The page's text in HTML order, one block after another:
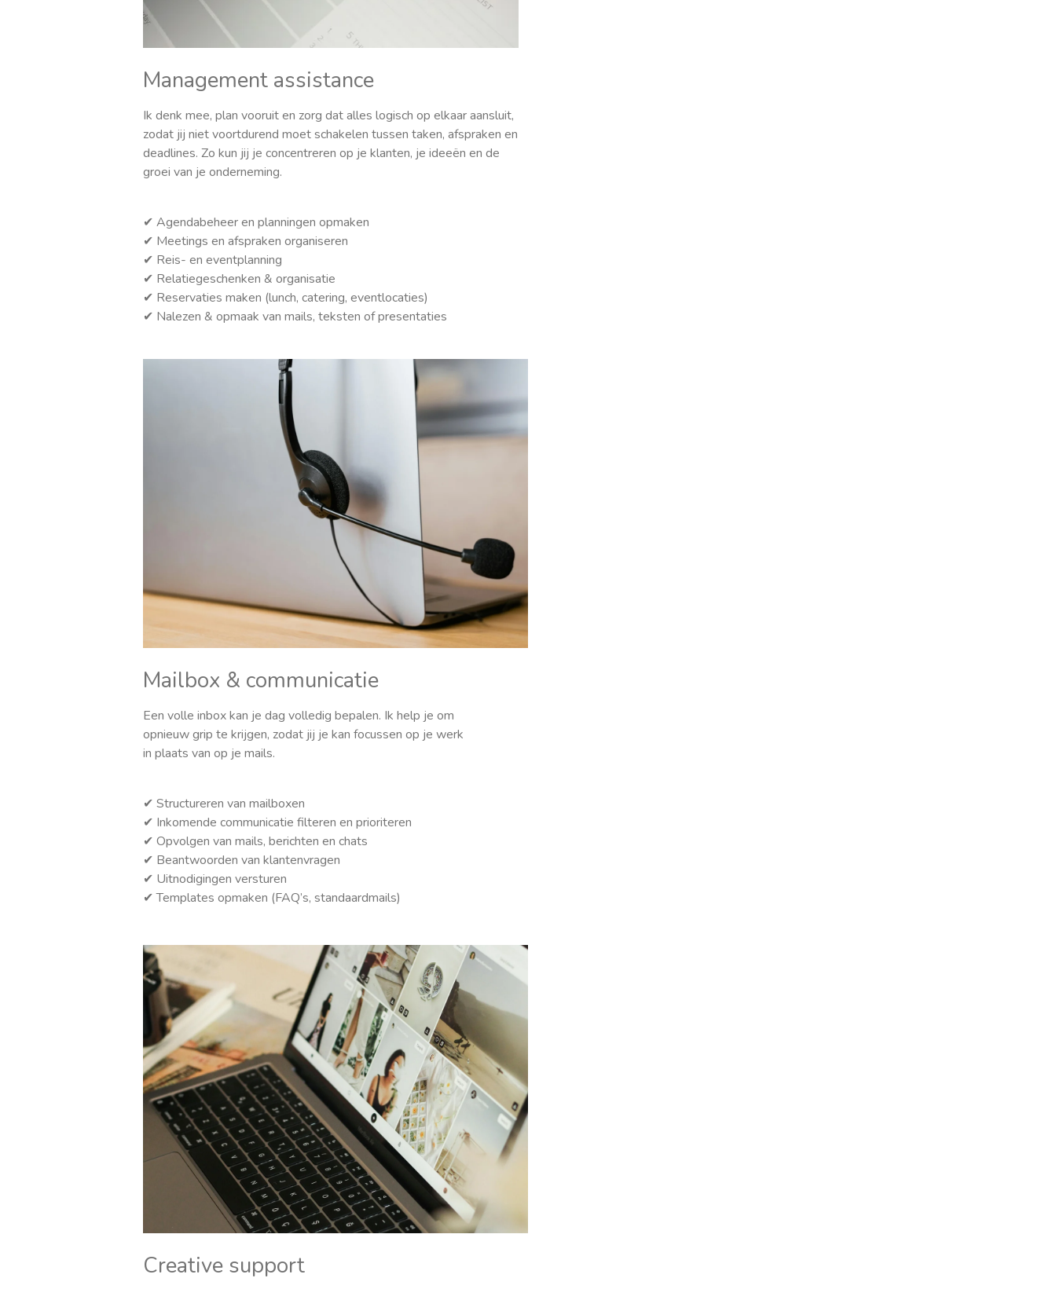
Management assistance
Ik denk mee, plan vooruit en zorg dat alles logisch op elkaar aansluit,
zodat jij niet voortdurend moet schakelen tussen taken, afspraken en
deadlines. Zo kun jij je concentreren op je klanten, je ideeën en de
groei van je onderneming.
✔ Agendabeheer en planningen opmaken
✔ Meetings en afspraken organiseren
✔ Reis- en eventplanning
✔ Relatiegeschenken & organisatie
✔ Reservaties maken (lunch, catering, eventlocaties)
✔ Nalezen & opmaak van mails, teksten of presentaties
Mailbox & communicatie
Een volle inbox kan je dag volledig bepalen. Ik help je om
opnieuw grip te krijgen, zodat jij je kan focussen op je werk
in plaats van op je mails.
✔ Structureren van mailboxen
✔ Inkomende communicatie filteren en prioriteren
✔ Opvolgen van mails, berichten en chats
✔ Beantwoorden van klantenvragen
✔ Uitnodigingen versturen
✔ Templates opmaken (FAQ’s, standaardmails)
Creative support